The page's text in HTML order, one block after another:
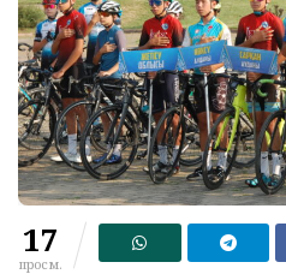
17
просм.